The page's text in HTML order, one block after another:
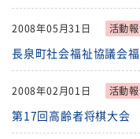
プライバシーポリシ
免責事項
2008年05月31日 活動
長泉町社会福祉協議会
2008年02月01日 活動
第17回高齢者将棋大会